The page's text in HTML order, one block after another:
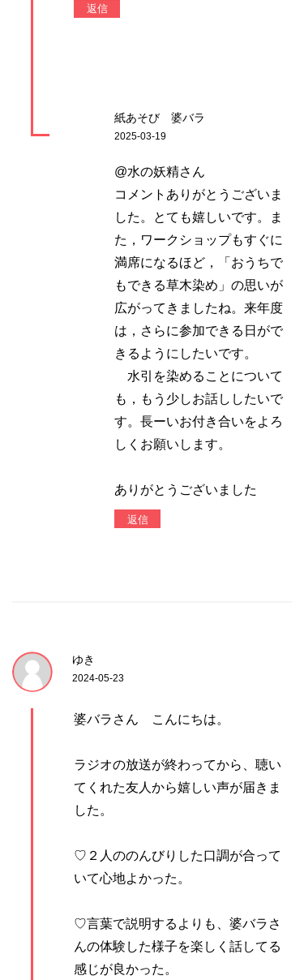
返信
紙あそび 婆バラ
2025-03-19
@水の妖精さん
コメントありがとうございま
した。とても嬉しいです。ま
た，ワークショップもすぐに
満席になるほど，「おうちで
もできる草木染め」の思いが
広がってきましたね。来年度
は，さらに参加できる日がで
きるようにしたいです。
水引を染めることについて
も，もう少しお話ししたいで
す。長ーいお付き合いをよろ
しくお願いします。
ありがとうございました
返信
ゆき
2024-05-23
婆バラさん こんにちは。
ラジオの放送が終わってから、聴い
てくれた友人から嬉しい声が届きま
した。
♡２人ののんびりした口調が合って
いて心地よかった。
♡言葉で説明するよりも、婆バラさ
んの体験した様子を楽しく話してる
感じが良かった。